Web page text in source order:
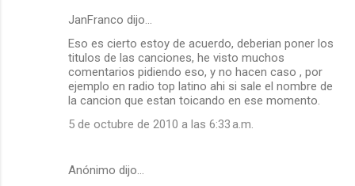
JanFranco dijo…
Eso es cierto estoy de acuerdo, deberian poner los
titulos de las canciones, he visto muchos
comentarios pidiendo eso, y no hacen caso , por
ejemplo en radio top latino ahi si sale el nombre de
la cancion que estan toicando en ese momento.
5 de octubre de 2010 a las 6:33 a.m.
Anónimo dijo…